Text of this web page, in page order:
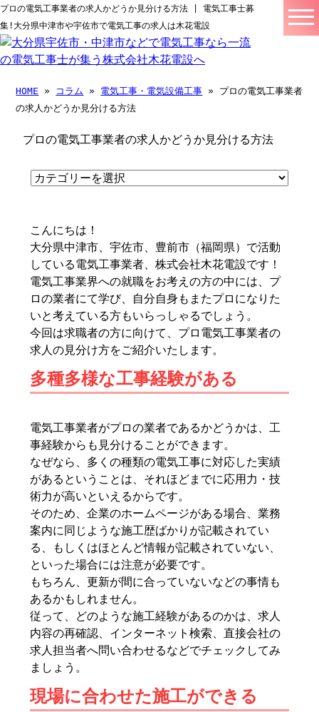
プロの電気工事業者の求人かどうか見分ける方法 | 電気工事士募
集!大分県中津市や宇佐市で電気工事の求人は木花電設
HOME » コラム » 電気工事・電気設備工事 » プロの電気工事業者
の求人かどうか見分ける方法
プロの電気工事業者の求人かどうか見分ける方法
こんにちは！
大分県中津市、宇佐市、豊前市（福岡県）で活動
している電気工事業者、株式会社木花電設です！
電気工事業界への就職をお考えの方の中には、プ
ロの業者にて学び、自分自身もまたプロになりた
いと考えている方もいらっしゃるでしょう。
今回は求職者の方に向けて、プロ電気工事業者の
求人の見分け方をご紹介いたします。
多種多様な工事経験がある
電気工事業者がプロの業者であるかどうかは、工
事経験からも見分けることができます。
なぜなら、多くの種類の電気工事に対応した実績
があるということは、それほどまでに応用力・技
術力が高いといえるからです。
そのため、企業のホームページがある場合、業務
案内に同じような施工歴ばかりが記載されてい
る、もしくはほとんど情報が記載されていない、
といった場合には注意が必要です。
もちろん、更新が間に合っていないなどの事情も
あるかもしれません。
従って、どのような施工経験があるのかは、求人
内容の再確認、インターネット検索、直接会社の
求人担当者へ問い合わせるなどでチェックしてみ
ましょう。
現場に合わせた施工ができる